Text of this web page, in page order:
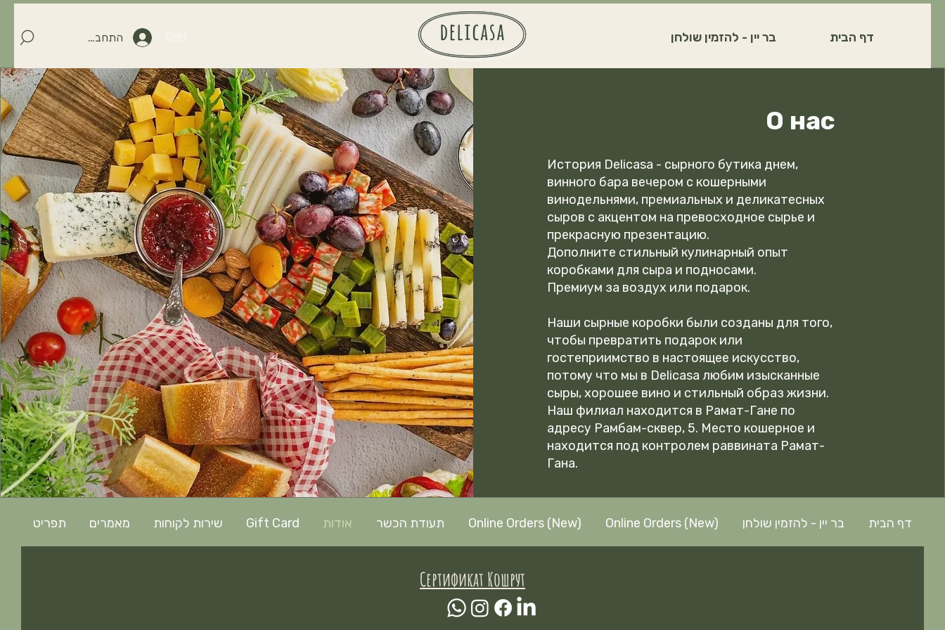
התחברות דף הבית בר יין - להזמין שולחן
О нас
История Delicasa - сырного бутика днем,
винного бара вечером с кошерными
винодельнями, премиальных и деликатесных
сыров с акцентом на превосходное сырье и
прекрасную презентацию.
Дополните стильный кулинарный опыт
коробками для сыра и подносами.
Премиум за воздух или подарок.
Наши сырные коробки были созданы для того,
чтобы превратить подарок или
гостеприимство в настоящее искусство,
потому что мы в Delicasa любим изысканные
сыры, хорошее вино и стильный образ жизни.
Наш филиал находится в Рамат-Гане по
адресу Рамбам-сквер, 5. Место кошерное и
находится под контролем раввината Рамат-
Гана.
דף הבית בר יין - להזמין שולחן Online Orders (New)
Online Orders (New) תעודת הכשר אודות Gift Card שירות לקוחות מאמרים תפריט
Сертификат Кошрут